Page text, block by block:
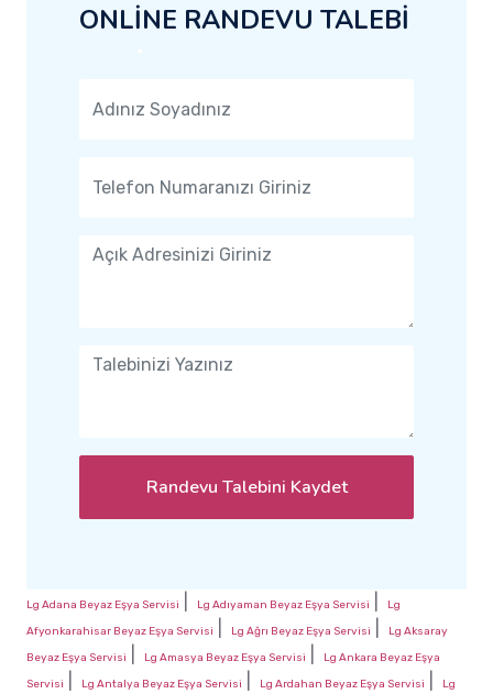
ONLİNE RANDEVU TALEBİ
Randevu Talebini Kaydet
Lg Adana Beyaz Eşya Servisi Lg Adıyaman Beyaz Eşya Servisi
Lg
Afyonkarahisar Beyaz Eşya Servisi
Lg Ağrı Beyaz Eşya Servisi
Lg Aksaray
Beyaz Eşya Servisi
Lg Amasya Beyaz Eşya Servisi
Lg Ankara Beyaz Eşya
Servisi
Lg Antalya Beyaz Eşya Servisi Lg Ardahan Beyaz Eşya Servisi
Lg